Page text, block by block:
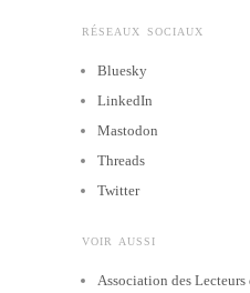
RÉSEAUX SOCIAUX
Bluesky
LinkedIn
Mastodon
Threads
Twitter
VOIR AUSSI
Association des Lecteurs